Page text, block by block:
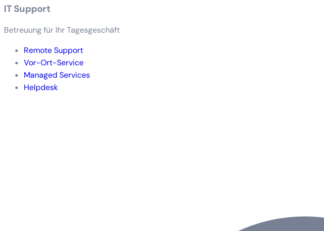
IT Support
Betreuung für Ihr Tagesgeschäft
Remote Support
Vor-Ort-Service
Managed Services
Helpdesk